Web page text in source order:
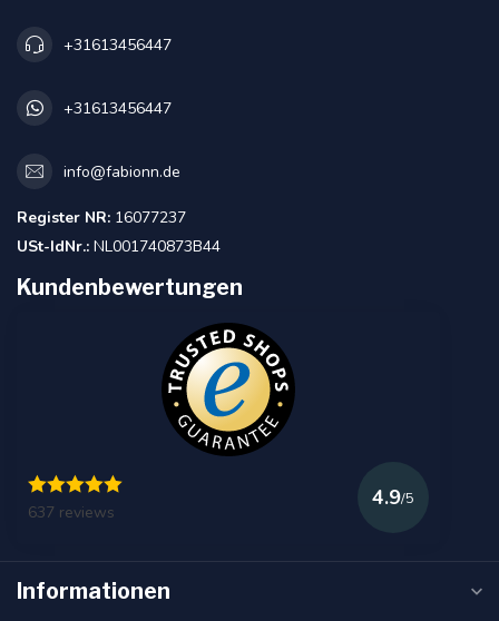
+31613456447
+31613456447
info@fabionn.de
Register NR: 16077237
USt-IdNr.: NL001740873B44
Kundenbewertungen
637 reviews
4.9/5
Informationen